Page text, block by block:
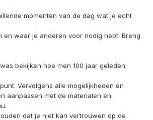
momenten van de dag wat je echt
en waar je anderen voor nodig hebt. Breng
bekijken hoe men 100 jaar geleden
Vervolgens alle mogelijkheden en
aanpassen met de materialen en
dat je niet kan vertrouwen op de